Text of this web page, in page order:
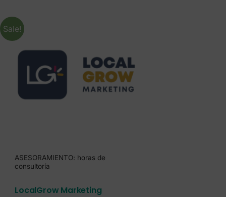
Sale!
ASESORAMIENTO: horas de
consultoría
LocalGrow Marketing